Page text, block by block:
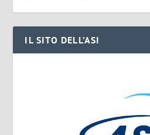
IL SITO DELL’ASI